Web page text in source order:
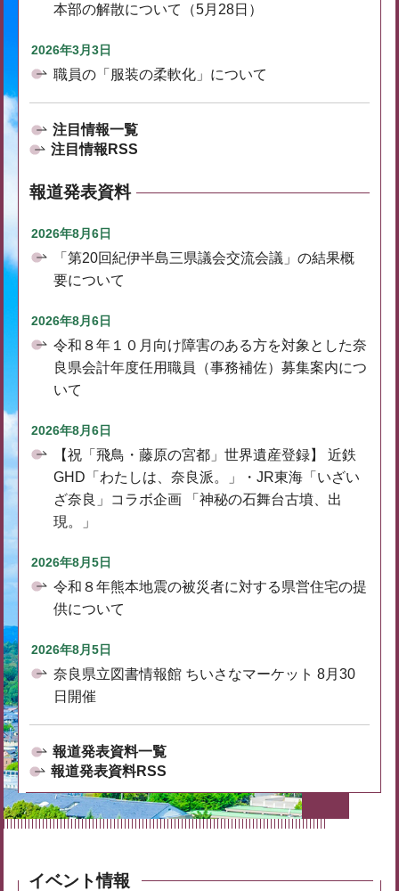
本部の解散について（5月28日）
2026年3月3日
職員の「服装の柔軟化」について
注目情報一覧
注目情報RSS
報道発表資料
2026年8月6日
「第20回紀伊半島三県議会交流会議」の結果概
要について
2026年8月6日
令和８年１０月向け障害のある方を対象とした奈
良県会計年度任用職員（事務補佐）募集案内につ
いて
2026年8月6日
【祝「飛鳥・藤原の宮都」世界遺産登録】 近鉄
GHD「わたしは、奈良派。」・JR東海「いざい
ざ奈良」コラボ企画 「神秘の石舞台古墳、出
現。」
2026年8月5日
令和８年熊本地震の被災者に対する県営住宅の提
供について
2026年8月5日
奈良県立図書情報館 ちいさなマーケット 8月30
日開催
報道発表資料一覧
報道発表資料RSS
イベント情報